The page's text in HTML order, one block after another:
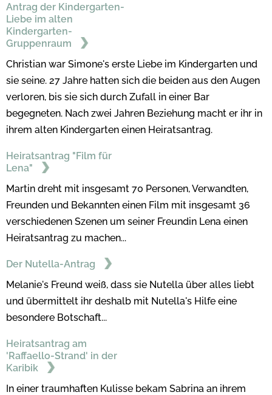
Antrag der Kindergarten-
Liebe im alten
Kindergarten-
Gruppenraum
Christian war Simone's erste Liebe im Kindergarten und
sie seine. 27 Jahre hatten sich die beiden aus den Augen
verloren, bis sie sich durch Zufall in einer Bar
begegneten. Nach zwei Jahren Beziehung macht er ihr in
ihrem alten Kindergarten einen Heiratsantrag.
Heiratsantrag "Film für
Lena"
Martin dreht mit insgesamt 70 Personen, Verwandten,
Freunden und Bekannten einen Film mit insgesamt 36
verschiedenen Szenen um seiner Freundin Lena einen
Heiratsantrag zu machen...
Der Nutella-Antrag
Melanie's Freund weiß, dass sie Nutella über alles liebt
und übermittelt ihr deshalb mit Nutella's Hilfe eine
besondere Botschaft...
Heiratsantrag am
'Raffaello-Strand' in der
Karibik
In einer traumhaften Kulisse bekam Sabrina an ihrem